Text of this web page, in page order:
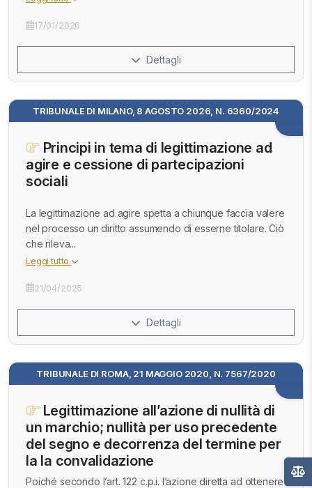
17/01/2026
Dettagli
TRIBUNALE DI MILANO, 8 AGOSTO 2026, N. 6360/2024
Principi in tema di legittimazione ad
agire e cessione di partecipazioni
sociali
La legittimazione ad agire spetta a chiunque faccia valere
nel processo un diritto assumendo di esserne titolare. Ciò
che rileva...
Leggi tutto
21/04/2025
Dettagli
TRIBUNALE DI ROMA, 21 MAGGIO 2020, N. 7567/2020
Legittimazione all’azione di nullità di
un marchio; nullità per uso precedente
del segno e decorrenza del termine per
la la convalidazione
Poiché secondo l’art. 122 c.p.i. l’azione diretta ad ottenere